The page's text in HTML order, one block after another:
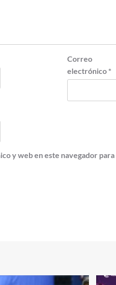
Correo
electrónico *
y web en este navegador